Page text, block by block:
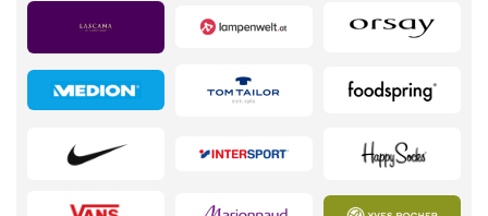
Blumen & Geschenke
Elektronik Tierbedarf